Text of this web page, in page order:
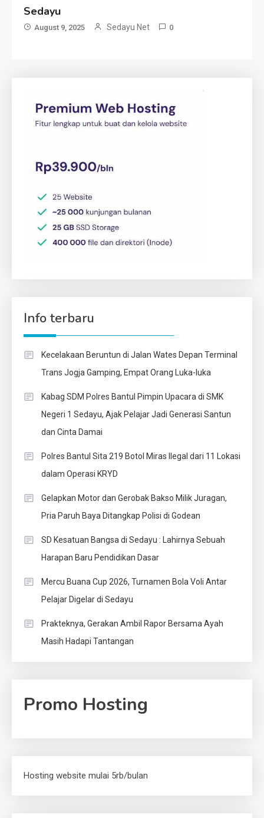
Sedayu
August 9, 2025 Sedayu Net 0
Info terbaru
Kecelakaan Beruntun di Jalan Wates Depan Terminal
Trans Jogja Gamping, Empat Orang Luka-luka
Kabag SDM Polres Bantul Pimpin Upacara di SMK
Negeri 1 Sedayu, Ajak Pelajar Jadi Generasi Santun
dan Cinta Damai
Polres Bantul Sita 219 Botol Miras Ilegal dari 11 Lokasi
dalam Operasi KRYD
Gelapkan Motor dan Gerobak Bakso Milik Juragan,
Pria Paruh Baya Ditangkap Polisi di Godean
SD Kesatuan Bangsa di Sedayu : Lahirnya Sebuah
Harapan Baru Pendidikan Dasar
Mercu Buana Cup 2026, Turnamen Bola Voli Antar
Pelajar Digelar di Sedayu
Prakteknya, Gerakan Ambil Rapor Bersama Ayah
Masih Hadapi Tantangan
Promo Hosting
Hosting website mulai 5rb/bulan